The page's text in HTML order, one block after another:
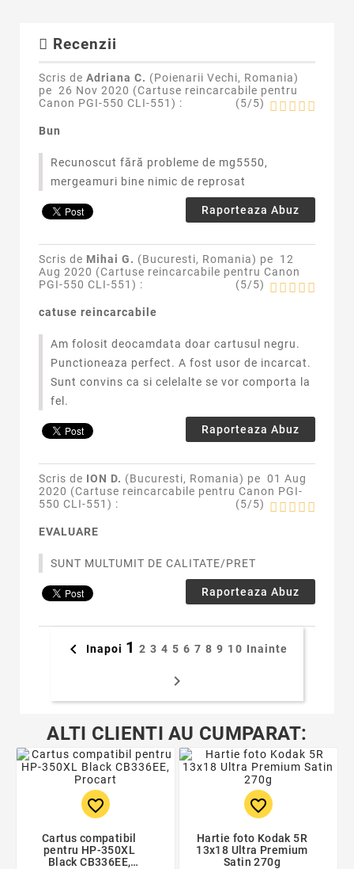
Recenzii
Scris de Adriana C. (Poienarii Vechi, Romania)
pe 26 Nov 2020 (Cartuse reincarcabile pentru
Canon PGI-550 CLI-551 ) : (5/5)
Bun
Recunoscut fără probleme de mg5550,
mergeamuri bine nimic de reprosat
Raporteaza Abuz
Scris de Mihai G. (Bucuresti, Romania) pe 12
Aug 2020 (Cartuse reincarcabile pentru Canon
PGI-550 CLI-551 ) : (5/5)
catuse reincarcabile
Am folosit deocamdata doar cartusul negru.
Punctioneaza perfect. A fost usor de incarcat.
Sunt convins ca si celelalte se vor comporta la
fel.
Raporteaza Abuz
Scris de ION D. (Bucuresti, Romania) pe 01 Aug
2020 (Cartuse reincarcabile pentru Canon PGI-
550 CLI-551 ) : (5/5)
EVALUARE
SUNT MULTUMIT DE CALITATE/PRET
Raporteaza Abuz
 Inapoi 1 2 3 4 5 6 7 8 9 10 Inainte

ALTI CLIENTI AU CUMPARAT:
favorite_border
Cartus compatibil
pentru HP-350XL
Black CB336EE,
favorite_border
Hartie foto Kodak 5R
13x18 Ultra Premium
Satin 270g